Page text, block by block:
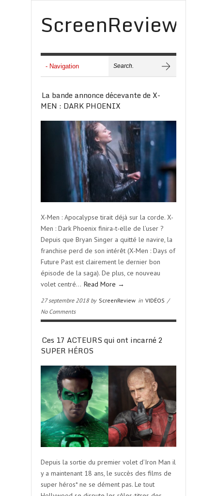
ScreenReview
La bande annonce décevante de X-
MEN : DARK PHOENIX
X-Men : Apocalypse tirait déjà sur la corde. X-
Men : Dark Phoenix finira-t-elle de l’user ?
Depuis que Bryan Singer a quitté le navire, la
franchise perd de son intérêt (X-Men : Days of
Future Past est clairement le dernier bon
épisode de la saga). De plus, ce nouveau
volet centré… Read More →
27 septembre 2018 by ScreenReview in VIDÉOS /
No Comments
Ces 17 ACTEURS qui ont incarné 2
SUPER HÉROS
Depuis la sortie du premier volet d’Iron Man il
y a maintenant 18 ans, le succès des films de
super héros* ne se dément pas. Le tout